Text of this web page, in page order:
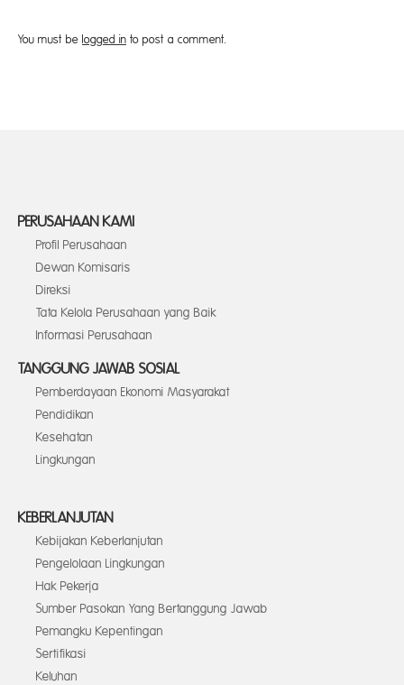
You must be logged in to post a comment.
PERUSAHAAN KAMI
Profil Perusahaan
Dewan Komisaris
Direksi
Tata Kelola Perusahaan yang Baik
Informasi Perusahaan
TANGGUNG JAWAB SOSIAL
Pemberdayaan Ekonomi Masyarakat
Pendidikan
Kesehatan
Lingkungan
KEBERLANJUTAN
Kebijakan Keberlanjutan
Pengelolaan Lingkungan
Hak Pekerja
Sumber Pasokan Yang Bertanggung Jawab
Pemangku Kepentingan
Sertifikasi
Keluhan